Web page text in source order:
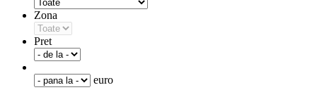
Zona
Pret
euro